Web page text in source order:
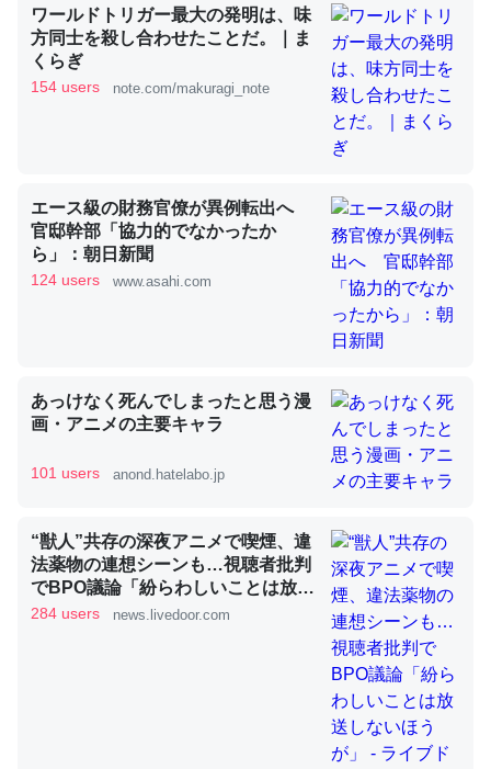
─ニュース :: 【研究発表】昆虫学の大問題＝「昆虫はなぜ海にいな
いのか」に関する新仮説
利だから両方が拮抗してるのでは」とあって面白い。海に
いる鋏角類（カブトガニ・ウミグモ）はカルシウムを使わ
ずキチンを強化してる筈だが、酵素が違うのか？
─ニュース :: 【研究発表】昆虫学の大問題＝「昆虫はなぜ海にいな
これを元に考えるとカルシウムを大量に使う脊椎動物と貝
類は苦労してるんだな…。腹足類だと殻を無くしてナメク
いのか」に関する新仮説
ウチもEchoを実家に置いて４年。でたまに覗いてる。ぼ
ちぼちRingも置こうかと画策中。あと、Googleマップで
位置情報を共有してる。電池残量や充電中かが分かるので
ワールドトリガー最大の発明は、味
方同士を殺し合わせたことだ。｜ま
くらぎ
154 users note.com/makuragi_note
エース級の財務官僚が異例転出へ
官邸幹部「協力的でなかったか
ら」：朝日新聞
124 users www.asahi.com
あっけなく死んでしまったと思う漫
画・アニメの主要キャラ
101 users anond.hatelabo.jp
“獣人”共存の深夜アニメで喫煙、違
法薬物の連想シーンも…視聴者批判
でBPO議論「紛らわしいことは放送
しないほうが」 - ライブドアニュー
284 users news.livedoor.com